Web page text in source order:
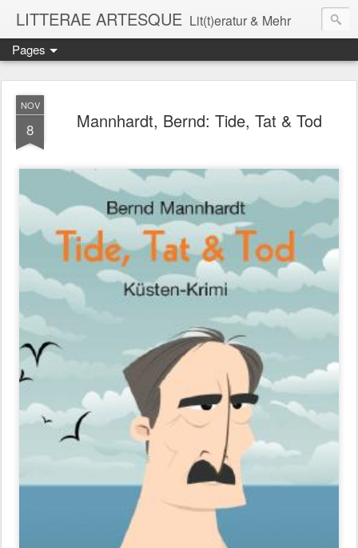
LITTERAE ARTESQUE Lit(t)eratur & Mehr
Pages
NOV
8 Mannhardt, Bernd: Tide, Tat & Tod